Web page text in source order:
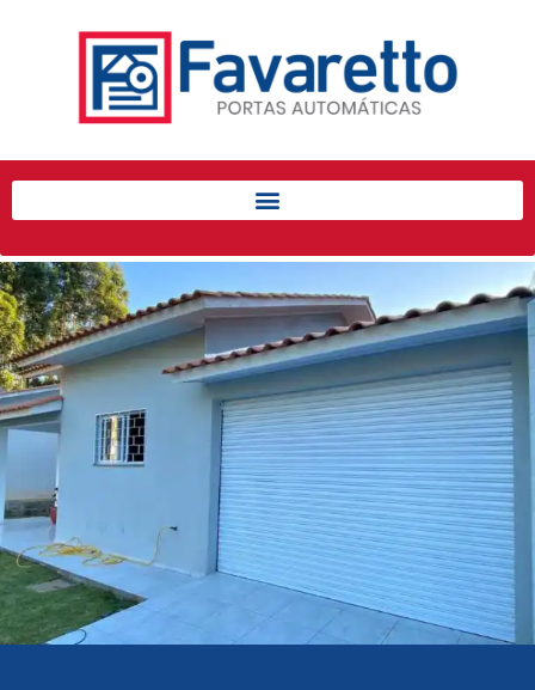
Início
Produtos
Porta de Enrolar Automática
Automatizadores
Acessórios Para Portas de
Enrolar
Pintura eletrostática
Portfólio
Contato
Acessórios